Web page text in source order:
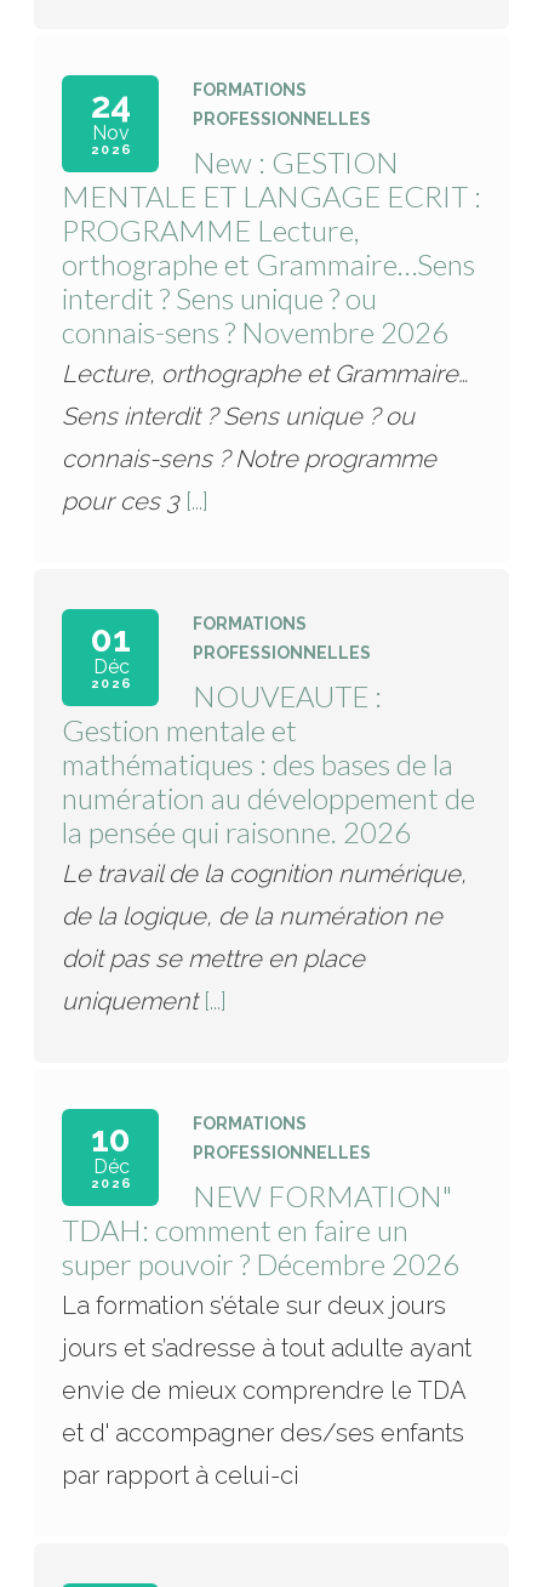
24
Nov
2026
FORMATIONS
PROFESSIONNELLES
New : GESTION
MENTALE ET LANGAGE ECRIT :
PROGRAMME Lecture,
orthographe et Grammaire…Sens
interdit ? Sens unique ? ou
connais-sens ? Novembre 2026
Lecture, orthographe et Grammaire…
Sens interdit ? Sens unique ? ou
connais-sens ? Notre programme
pour ces 3 [...]
01
Déc
2026
FORMATIONS
PROFESSIONNELLES
NOUVEAUTE :
Gestion mentale et
mathématiques : des bases de la
numération au développement de
la pensée qui raisonne. 2026
Le travail de la cognition numérique,
de la logique, de la numération ne
doit pas se mettre en place
uniquement [...]
10
Déc
2026
FORMATIONS
PROFESSIONNELLES
NEW FORMATION"
TDAH: comment en faire un
super pouvoir ? Décembre 2026
La formation s’étale sur deux jours
jours et s’adresse à tout adulte ayant
envie de mieux comprendre le TDA
et d' accompagner des/ses enfants
par rapport à celui-ci